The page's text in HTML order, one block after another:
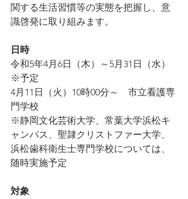
関する生活習慣等の実態を把握し、意
識啓発に取り組みます。
日時
令和5年4月6日（木）～5月31日（水）
※予定
4月11日（火）10時00分～　市立看護専
門学校
※静岡文化芸術大学、常葉大学浜松キ
ャンパス、聖隷クリストファー大学、
浜松歯科衛生士専門学校については、
随時実施予定
対象